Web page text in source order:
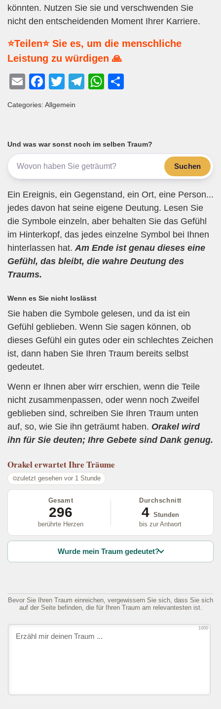
könnten. Nutzen Sie sie und verschwenden Sie
nicht den entscheidenden Moment Ihrer Karriere.
⭐Teilen⭐ Sie es, um die menschliche
Leistung zu würdigen 🙏
E
ail
F
c
b
o
o
k
T
tt
T
a
m
W
A
p
p
Categories: Allgemein
Und was war sonst noch im selben Traum?
Suchen
Ein Ereignis, ein Gegenstand, ein Ort, eine Person...
jedes davon hat seine eigene Deutung. Lesen Sie
die Symbole einzeln, aber behalten Sie das Gefühl
im Hinterkopf, das jedes einzelne Symbol bei Ihnen
hinterlassen hat. Am Ende ist genau dieses eine
Gefühl, das bleibt, die wahre Deutung des
Traums.
Wenn es Sie nicht loslässt
Sie haben die Symbole gelesen, und da ist ein
Gefühl geblieben. Wenn Sie sagen können, ob
dieses Gefühl ein gutes oder ein schlechtes Zeichen
ist, dann haben Sie Ihren Traum bereits selbst
gedeutet.
Wenn er Ihnen aber wirr erschien, wenn die Teile
nicht zusammenpassen, oder wenn noch Zweifel
geblieben sind, schreiben Sie Ihren Traum unten
auf, so, wie Sie ihn geträumt haben. Orakel wird
ihn für Sie deuten; Ihre Gebete sind Dank genug.
Orakelerwartet Ihre Träume
zuletzt gesehen vor 1 Stunde
Gesamt
296
berührte Herzen
Durchschnitt
4 Stunden
bis zur Antwort
Wurde mein Traum gedeutet?
Bevor Sie Ihren Traum einreichen, vergewissern Sie sich, dass Sie sich
auf der Seite befinden, die für Ihren Traum am relevantesten ist.
1000